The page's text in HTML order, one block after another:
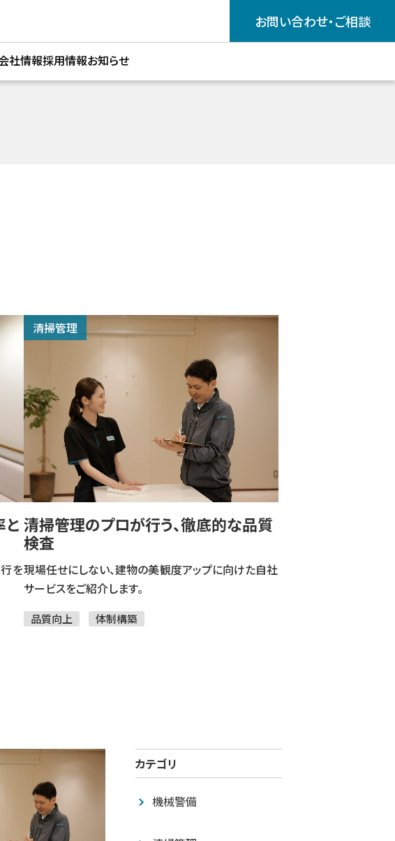
社情報
資格取得者
スターツグループ
事業紹介動画
採用情報お知らせ
お問い合わせ・ご相談
を
清掃管理
清掃管理のプロが行う、徹底的な品質
検査
現場任せにしない、建物の美観度アップに向けた自社
サービスをご紹介します。
品質向上 体制構築
カテゴリ
機械警備